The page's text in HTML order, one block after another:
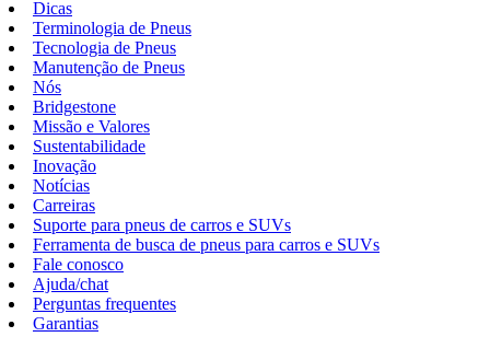
Dicas
Terminologia de Pneus
Tecnologia de Pneus
Manutenção de Pneus
Nós
Bridgestone
Missão e Valores
Sustentabilidade
Inovação
Notícias
Carreiras
Suporte para pneus de carros e SUVs
Ferramenta de busca de pneus para carros e SUVs
Fale conosco
Ajuda/chat
Perguntas frequentes
Garantias